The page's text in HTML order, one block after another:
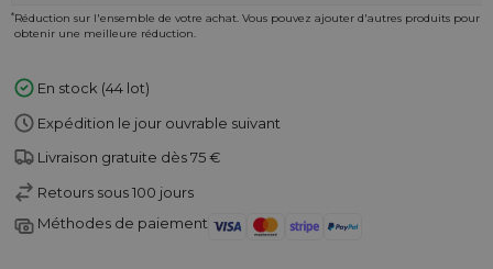
*Réduction sur l'ensemble de votre achat. Vous pouvez ajouter d'autres produits pour
obtenir une meilleure réduction.
En stock (44 lot)
Expédition le jour ouvrable suivant
Livraison gratuite dès 75 €
Retours sous 100 jours
Méthodes de paiement